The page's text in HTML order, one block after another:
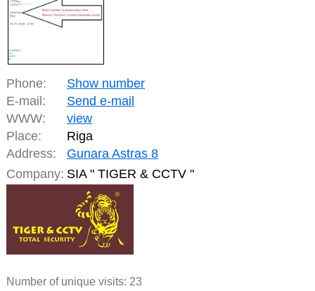
Phone:
Show number
E-mail:
Send e-mail
WWW:
view
Place:
Riga
Address:
Gunara Astras 8
Company: SIA " TIGER & CCTV "
Number of unique visits: 23